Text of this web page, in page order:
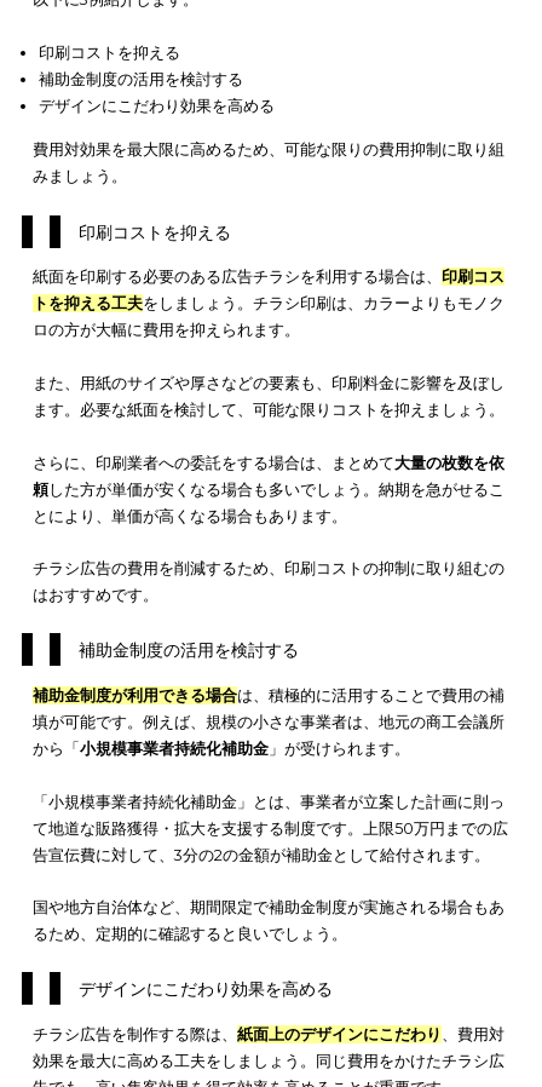
ん。
また、情報収集の手段としてインターネットをメインに活用する
年層をターゲットとしやすい点も大きなメリットです。スマー
年層にとって重宝する情報源となるでしょう。
また、広告のクリック率や時間帯などデータ収集が便利である
デジタルチラシの大きなメリットです。情報を収集し、次の戦
立案に活用できるでしょう。
一方、デジタルチラシはインターネットを活用していない層へ
高齢者など普段インターネットを使わない年齢層をターゲット
る場合は、デジタルチラシ以外の方法を導入する必要があるで
う。
OOH広告も検討してみましょう。下記記事では、OOH広告に
て詳しく解説しています。広告の種類を選ぶ選択肢が広がりま
で、ぜひあわせて参考にしてください。
OOH広告（屋外広告）とは？種類や特徴、市場規模などを解説
チラシ広告の費用を抑えるポイント3選